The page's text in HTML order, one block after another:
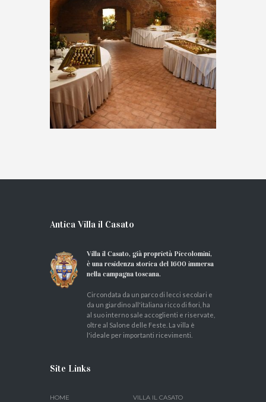
Antica Villa il Casato
Villa il Casato, già proprietà Piccolomini,
è una residenza storica del 1600 immersa
nella campagna toscana.
Circondata da un parco di lecci secolari e
da un giardino all'italiana ricco di fiori, ha
al suo interno sale accoglienti e riservate,
oltre al Salone delle Feste. La villa è
l'ideale per importanti ricevimenti.
Site Links
HOME
VILLA IL CASATO